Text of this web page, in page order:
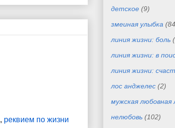
, реквием по жизни
детское (9)
змеиная улыбка
линия жизни: боль
линия жизни: в
линия жизни:
лос анджелес (2)
мужская любовная
нелюбовь (102)